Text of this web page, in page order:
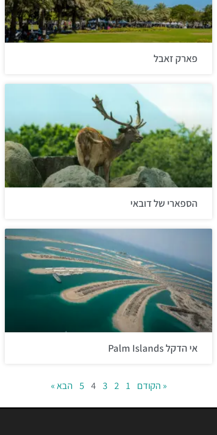
פארק זאבל
הספארי של דובאי
אי הדקל ‪Palm Islands‬
« הקודם 1
2
3
4
5 הבא »